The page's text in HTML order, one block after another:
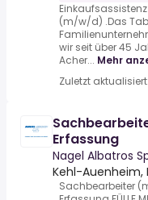
(m/w/d) .Das
wir seit über 45
Acher... Mehr
Zuletzt
Erfassung
Nagel Albatros
Kehl-Auenheim,
Sachbearbeiter